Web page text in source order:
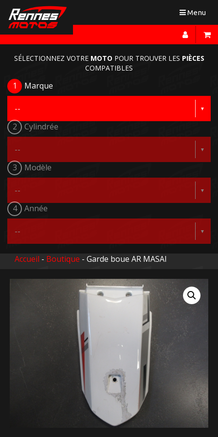
Toggle
Menu
SÉLECTIONNEZ VOTRE MOTO POUR TROUVER LES PIÈCES
COMPATIBLES
1 Marque
2 Cylindrée
3 Modèle
4 Année
Accueil - Boutique - Garde boue AR MASAI